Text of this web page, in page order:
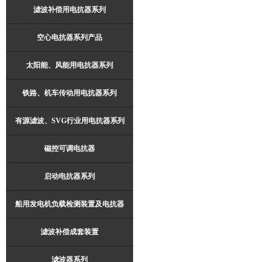
滤波补偿用电抗器系列
空心电抗器系列产品
太阳能、风能用电抗器系列
铁路、机车传动用电抗器系列
有源滤波、SVG行业用电抗器系列
磁控可调电抗器
启动电抗器系列
船用发电机负载检测装置及电抗器
滤波补偿成套装置
滤波器系列